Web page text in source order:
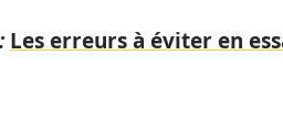
Les erreurs à éviter en